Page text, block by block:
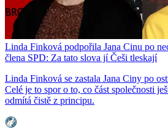
Linda Finková podpořila Jana Cinu po
člena SPD: Za tato slova jí Češi tleskají
Linda Finková se zastala Jana Ciny po
Celé je to spor o to, co část společnosti
odmítá čistě z principu.